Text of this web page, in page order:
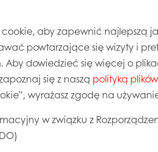
aby zapewnić najlepszą
powtarzające się wizyty i
Aby dowiedzieć się więcej o
się z naszą polityką
wyrażasz zgodę na
w związku z